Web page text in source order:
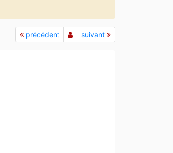
précédent suivant